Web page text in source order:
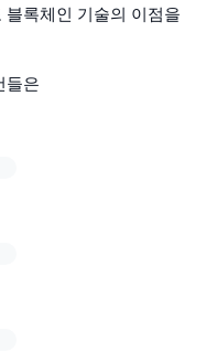
록체인 기술의 이점을
들은